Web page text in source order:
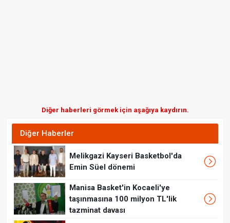
Diğer haberleri görmek için aşağıya kaydırın.
Diğer Haberler
Melikgazi Kayseri Basketbol'da
Emin Süel dönemi
Manisa Basket'in Kocaeli'ye
taşınmasına 100 milyon TL'lik
tazminat davası